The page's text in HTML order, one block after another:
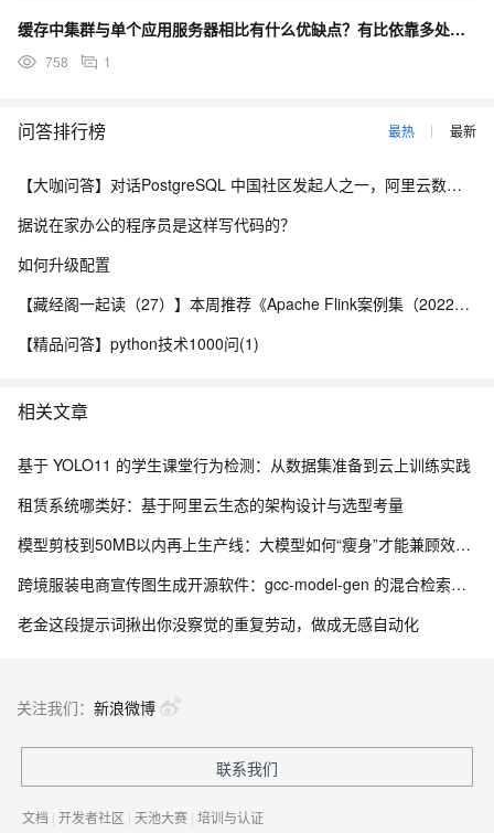
用这些文件。安装 ASP.NET。创建跟踪规则以跟踪此 HTTP 状态代
置的 MIME 类型时，便会发生此错误。您可以为动态脚本页、数据
类型使用一个处理程序来处理。您不应允许直接下载动态脚本页、
小白一个，希望谁可以帮我！ winxp系统，网上搜索的进入控制面
缓存中集群与单个应用服务器相比有什么优缺点？有比依靠多处理器机器构建集群更便宜的方法吗？
758 1
问答排行榜 最热 最新
【大咖问答】对话PostgreSQL 中国社区发起人之一，阿里云数据库高级专家 德哥
据说在家办公的程序员是这样写代码的？
如何升级配置
【藏经阁一起读（27）】本周推荐《Apache Flink案例集（2022版）》，你有哪些心得？
【精品问答】python技术1000问(1)
相关文章
基于 YOLO11 的学生课堂行为检测：从数据集准备到云上训练实践
租赁系统哪类好：基于阿里云生态的架构设计与选型考量
模型剪枝到50MB以内再上生产线：大模型如何“瘦身”才能兼顾效果与成本
跨境服装电商宣传图生成开源软件：gcc-model-gen 的混合检索与风格继承架构
老金这段提示词揪出你没察觉的重复劳动，做成无感自动化
关注我们： 新浪微博
联系我们
文档 | 开发者社区 | 天池大赛 | 培训与认证